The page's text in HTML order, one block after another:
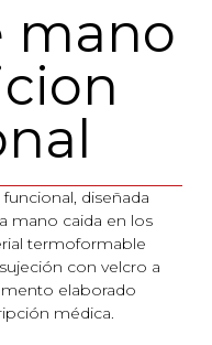
mano
diseñada
mano caida en los
termoformable
con velcro a
elaborado
médica.